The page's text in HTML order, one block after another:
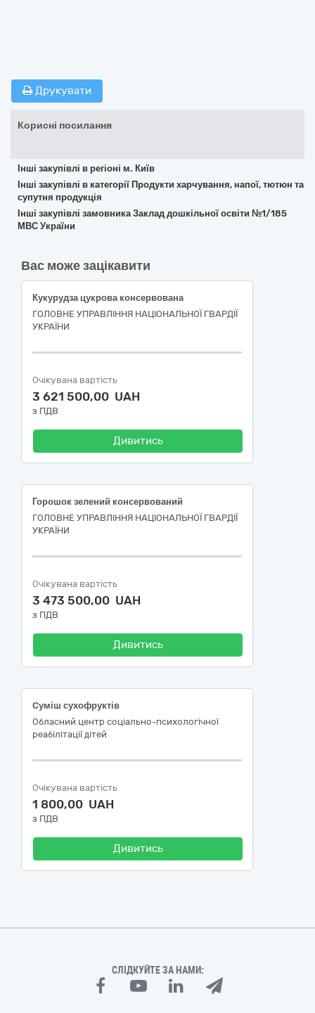
Друкувати
Корисні посилання
Інші закупівлі в регіоні м. Київ
Інші закупівлі в категорії Продукти харчування, напої, тютюн та
супутня продукція
Інші закупівлі замовника Заклад дошкільної освіти №1/185
МВС України
Вас може зацікавити
Кукурудза цукрова консервована
ГОЛОВНЕ УПРАВЛІННЯ НАЦІОНАЛЬНОЇ ГВАРДІЇ
УКРАЇНИ
Очікувана вартість
3 621 500,00 UAH
з ПДВ
Дивитись
Горошок зелений консервований
ГОЛОВНЕ УПРАВЛІННЯ НАЦІОНАЛЬНОЇ ГВАРДІЇ
УКРАЇНИ
Очікувана вартість
3 473 500,00 UAH
з ПДВ
Дивитись
Cуміш сухофруктів
Обласний центр соціально-психологічної
реабілітації дітей
Очікувана вартість
1 800,00 UAH
з ПДВ
Дивитись
СЛІДКУЙТЕ ЗА НАМИ: